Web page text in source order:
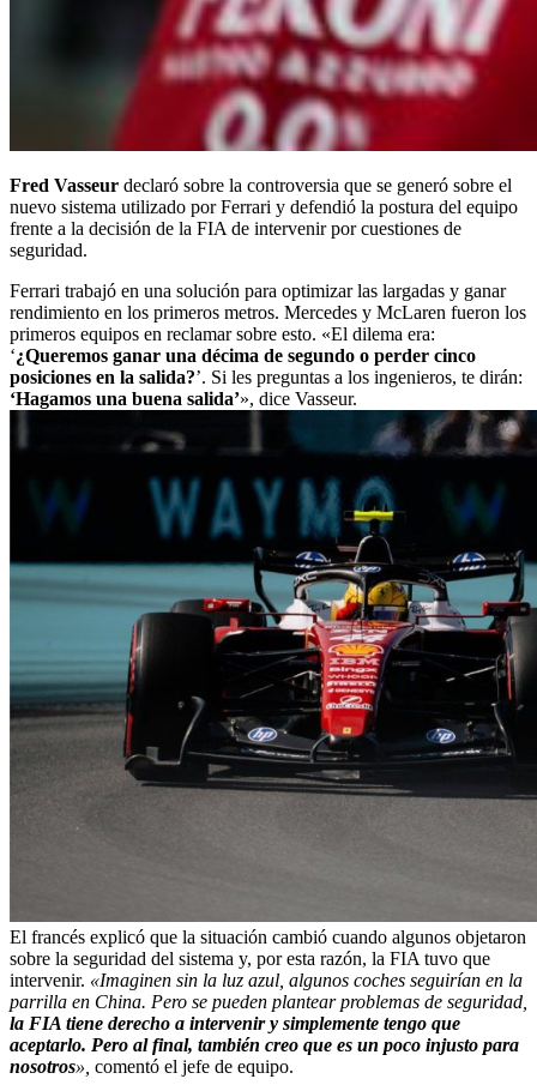
Fred Vasseur declaró sobre la controversia que se generó sobre el
nuevo sistema utilizado por Ferrari y defendió la postura del equipo
frente a la decisión de la FIA de intervenir por cuestiones de
seguridad.
Ferrari trabajó en una solución para optimizar las largadas y ganar
rendimiento en los primeros metros. Mercedes y McLaren fueron los
primeros equipos en reclamar sobre esto. «El dilema era:
‘¿Queremos ganar una décima de segundo o perder cinco
posiciones en la salida?’. Si les preguntas a los ingenieros, te dirán:
‘Hagamos una buena salida’», dice Vasseur.
El francés explicó que la situación cambió cuando algunos objetaron
sobre la seguridad del sistema y, por esta razón, la FIA tuvo que
intervenir. «Imaginen sin la luz azul, algunos coches seguirían en la
parrilla en China. Pero se pueden plantear problemas de seguridad,
la FIA tiene derecho a intervenir y simplemente tengo que
aceptarlo. Pero al final, también creo que es un poco injusto para
nosotros», comentó el jefe de equipo.